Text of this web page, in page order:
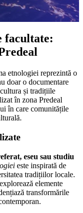
facultate:
etnologiei reprezintă o
doar o documentare
și tradițiile
în zona Predeal
în care comunitățile
eseu sau studiu
este inspirată de
tradițiilor locale.
elemente
transformările